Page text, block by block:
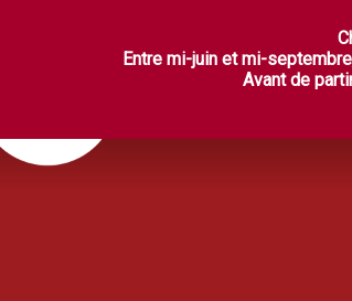
Entre mi-juin et mi-
Avant de